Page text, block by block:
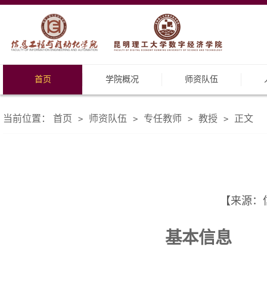
首页 学院概况 师资队伍
当前位置： 首页 > 师资队伍 > 专任教师 > 教授 > 正文
【来源
基本信息